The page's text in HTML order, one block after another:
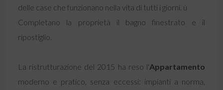
delle case che funzionano nella vita di tutti i giorni. ù
Completano la proprietà il bagno finestrato e il
ripostiglio.
La ristrutturazione del 2015 ha reso l'Appartamento
moderno e pratico, senza eccessi: impianti a norma,